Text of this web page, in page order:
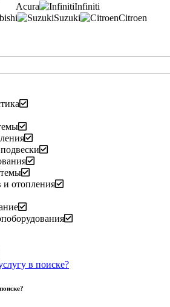
Acura
Infiniti
Suzuki
Citroen
и отопления
в поиске?
?